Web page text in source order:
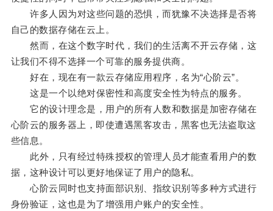
许多人因为对这些问题的恐惧，而犹豫不决选择是否将
自己的数据存储在云上。
然而，在这个数字时代，我们的生活离不开云存储，这
让我们不得不选择一个可靠的服务提供商。
好在，现在有一款云存储应用程序，名为“心阶云”。
这是一个以绝对保密性和高度安全性为特点的服务。
它的设计理念是，用户的所有人数和数据是加密存储在
心阶云的服务器上，即使遭遇黑客攻击，黑客也无法盗取这
些信息。
此外，只有经过特殊授权的管理人员才能查看用户的数
据，这种设计可以更好地保证了用户的隐私。
心阶云同时也支持面部识别、指纹识别等多种方式进行
身份验证，这也是为了增强用户账户的安全性。